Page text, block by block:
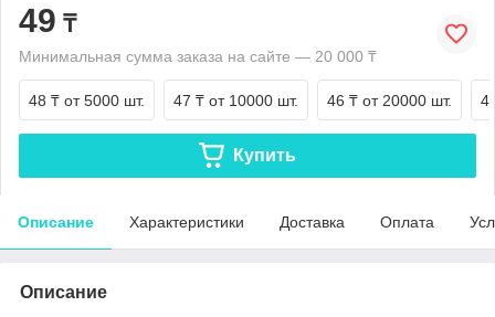
49 ₸
Минимальная сумма заказа на сайте — 20 000 ₸
48 ₸ от 5000 шт. 47 ₸ от 10000 шт. 46 ₸ от 20000 шт.
Купить
Описание Характеристики Доставка Оплата
Описание